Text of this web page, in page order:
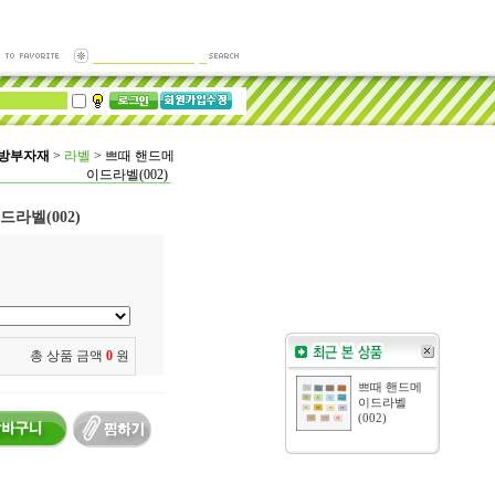
부자재 > 라벨 > 쁘때 핸드메
이드라벨(002)
라벨(002)
총 상품 금액 0 원
쁘때 핸드메
이드라벨
(002)